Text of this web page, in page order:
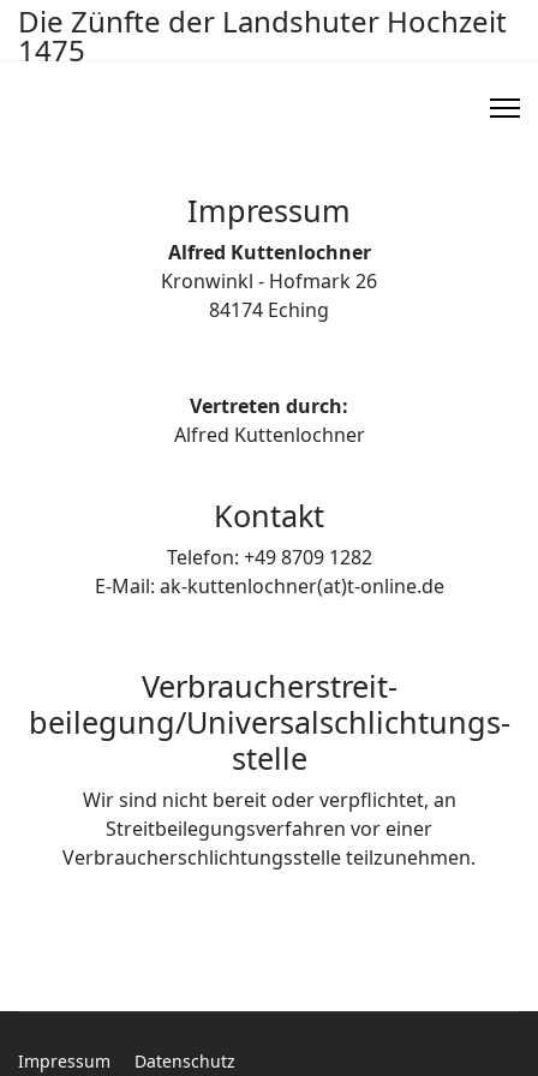
Die Zünfte der Landshuter Hochzeit
1475
Impressum
Alfred Kuttenlochner
Kronwinkl - Hofmark 26
84174 Eching
Vertreten durch:
Alfred Kuttenlochner
Kontakt
Telefon: +49 8709 1282
E-Mail: ak-kuttenlochner(at)t-online.de
Verbraucher­streit­
beilegung/Universal­schlichtungs­
stelle
Wir sind nicht bereit oder verpflichtet, an
Streitbeilegungsverfahren vor einer
Verbraucherschlichtungsstelle teilzunehmen.
Impressum
Datenschutz